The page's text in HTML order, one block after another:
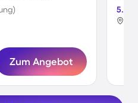
Zum Angebot
5.0